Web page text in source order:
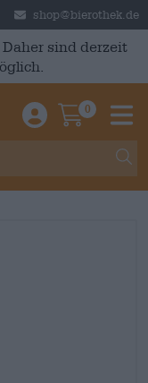
shop@bierothek.de
sind derzeit
Einloggen /
0